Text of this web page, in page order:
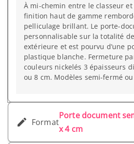
À mi-chemin entre le classeur
finition haut de gamme
pelliculage brillant. Le porte-
personnalisable sur la totalité
extérieure et est pourvu d’une
plastique blanche. Fermeture
couleurs nickelés 3 épaisseurs
ou 8 cm. Modèles semi-fermé
Format
Porte document
x 4 cm